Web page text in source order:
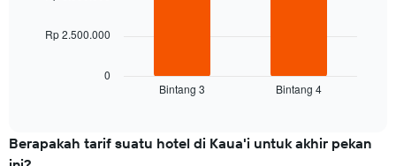
berikut
untuk
malam
Bintang 3 Bintang 4
0
Rp 2.500.000
Berapakah tarif suatu hotel di Kaua'i untuk akhir pekan